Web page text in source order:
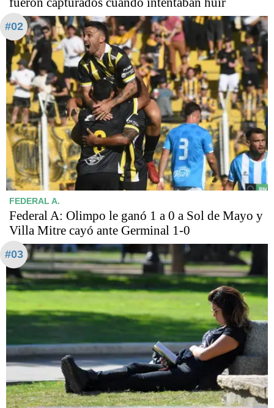
#02
FEDERAL A.
Federal A: Olimpo le ganó 1 a 0 a Sol de Mayo y
Villa Mitre cayó ante Germinal 1-0
#03